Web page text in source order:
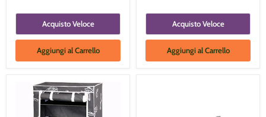
Acquisto Veloce
Aggiungi al Carrello
Acquisto Veloce
Aggiungi al Carrello